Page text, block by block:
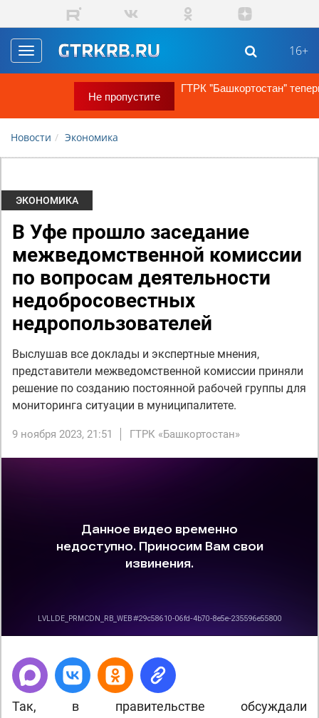
Перейти к основному содержанию
Toggle
navigation
16+
ГТРК "Башкортостан" теперь в MAX!
Новости Экономика
ЭКОНОМИКА
В Уфе прошло заседание
межведомственной комиссии
по вопросам деятельности
недобросовестных
недропользователей
Выслушав все доклады и экспертные мнения,
представители межведомственной комиссии приняли
решение по созданию постоянной рабочей группы для
мониторинга ситуации в муниципалитете.
9 ноября 2023, 21:51 ГТРК «Башкортостан»
Так, в правительстве обсуждали